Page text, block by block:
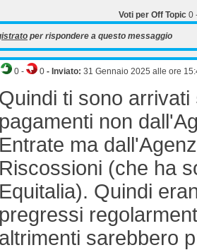
Voti per Off Topic 0
per rispondere a questo messaggio
0 - 0 - Inviato: 31 Gennaio 2025 alle ore
Quindi ti sono arrivati
pagamenti non
Entrate ma
Riscossioni (che ha
Equitalia). Quindi
pregressi
altrimenti sarebbero